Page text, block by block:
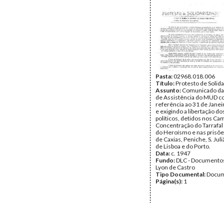
Pasta:02968.018.006
Título:Protesto de
Assunto: Comunicado
de Assistência do MUD
referência ao 31 de
e exigindo a libertação
políticos, detidos nos
Concentração do
do Heroísmo e nas
de Caxias, Peniche, S.
de Lisboa e do Porto.
Data: c. 1947
Fundo:DLC -
Lyon de Castro
Tipo Documental:
Página(s): 1